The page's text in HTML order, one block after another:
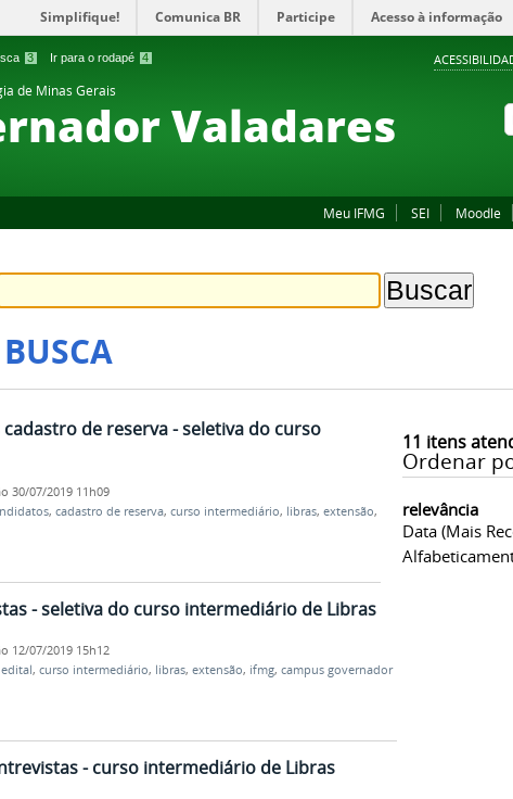
3 Ir para o rodapé 4
Simplifique! Comunica BR Participe Acesso à informação
de Minas Gerais
Valadares
Meu IFMG SEI Moodle
11 itens
Ordenar
relevância
Data (mais
de reserva - seletiva do curso
30/07/2019 11h09
, cadastro de reserva, curso intermediário, libras, extensão,
- seletiva do curso intermediário de Libras
12/07/2019 15h12
edital, curso intermediário, libras, extensão, ifmg, campus governador
- curso intermediário de Libras